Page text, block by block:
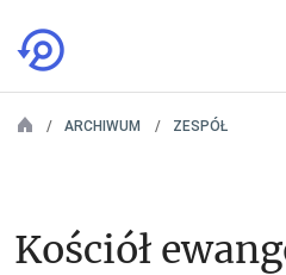
ARCHIWUM ZESPÓŁ
Kościół